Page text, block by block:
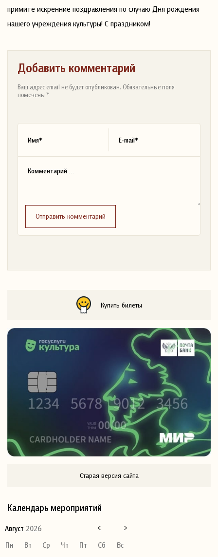
примите искренние поздравления по случаю Дня рождения
нашего учреждения культуры! С праздником!
Добавить комментарий
Ваш адрес email не будет опубликован. Обязательные поля
помечены *
Отправить комментарий
Купить билеты
Старая версия сайта
Календарь мероприятий
Август 2026
Пн
Вт Ср Чт Пт Сб
Вс